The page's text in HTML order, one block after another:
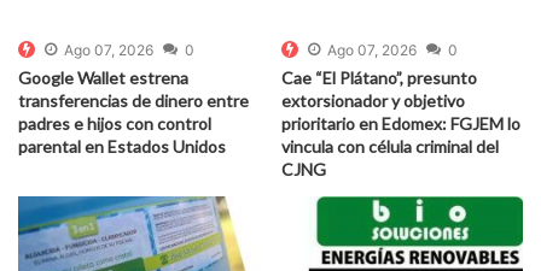
Ago 07, 2026 0
Google Wallet estrena
transferencias de dinero entre
padres e hijos con control
parental en Estados Unidos
Ago 07, 2026 0
Cae “El Plátano”, presunto
extorsionador y objetivo
prioritario en Edomex: FGJEM lo
vincula con célula criminal del
CJNG